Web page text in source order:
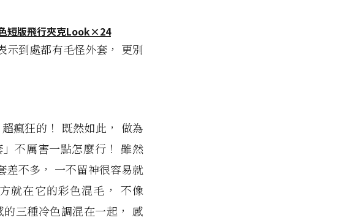
短版飛行夾克Look×24
示到處都有毛怪外套， 更別
瘋狂的！ 既然如此， 做為
不厲害一點怎麼行！ 雖然
差不多， 一不留神很容易就
就在它的彩色混毛， 不像
三種冷色調混在一起， 感